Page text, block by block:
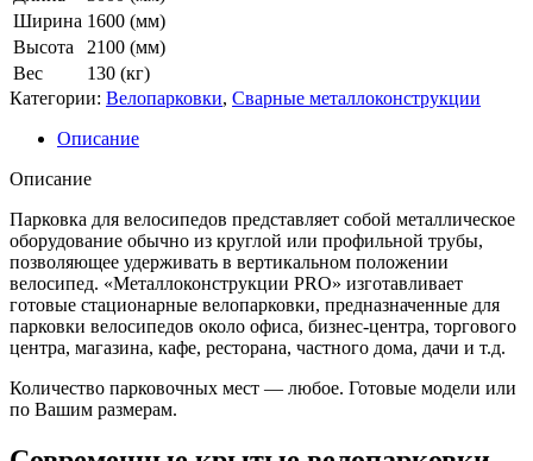
Ширина 1600 (мм)
Высота
2100 (мм)
Вес
130 (кг)
Категории: Велопарковки, Сварные металлоконструкции
Описание
Описание
Парковка для велосипедов представляет собой металлическое
оборудование обычно из круглой или профильной трубы,
позволяющее удерживать в вертикальном положении
велосипед. «Металлоконструкции PRO» изготавливает
готовые стационарные велопарковки, предназначенные для
парковки велосипедов около офиса, бизнес-центра, торгового
центра, магазина, кафе, ресторана, частного дома, дачи и т.д.
Количество парковочных мест — любое. Готовые модели или
по Вашим размерам.